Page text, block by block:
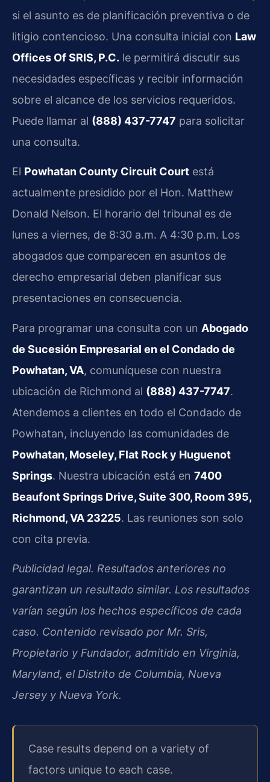
si el asunto es de planificación preventiva o de
litigio contencioso. Una consulta inicial con Law
Offices Of SRIS, P.C. le permitirá discutir sus
necesidades específicas y recibir información
sobre el alcance de los servicios requeridos.
Puede llamar al (888) 437-7747 para solicitar
una consulta.
El Powhatan County Circuit Court está
actualmente presidido por el Hon. Matthew
Donald Nelson. El horario del tribunal es de
lunes a viernes, de 8:30 a.m. A 4:30 p.m. Los
abogados que comparecen en asuntos de
derecho empresarial deben planificar sus
presentaciones en consecuencia.
Para programar una consulta con un Abogado
de Sucesión Empresarial en el Condado de
Powhatan, VA, comuníquese con nuestra
ubicación de Richmond al (888) 437-7747.
Atendemos a clientes en todo el Condado de
Powhatan, incluyendo las comunidades de
Powhatan, Moseley, Flat Rock y Huguenot
Springs. Nuestra ubicación está en 7400
Beaufont Springs Drive, Suite 300, Room 395,
Richmond, VA 23225. Las reuniones son solo
con cita previa.
Publicidad legal. Resultados anteriores no
garantizan un resultado similar. Los resultados
varían según los hechos específicos de cada
caso. Contenido revisado por Mr. Sris,
Propietario y Fundador, admitido en Virginia,
Maryland, el Distrito de Columbia, Nueva
Jersey y Nueva York.
Case results depend on a variety of
factors unique to each case.